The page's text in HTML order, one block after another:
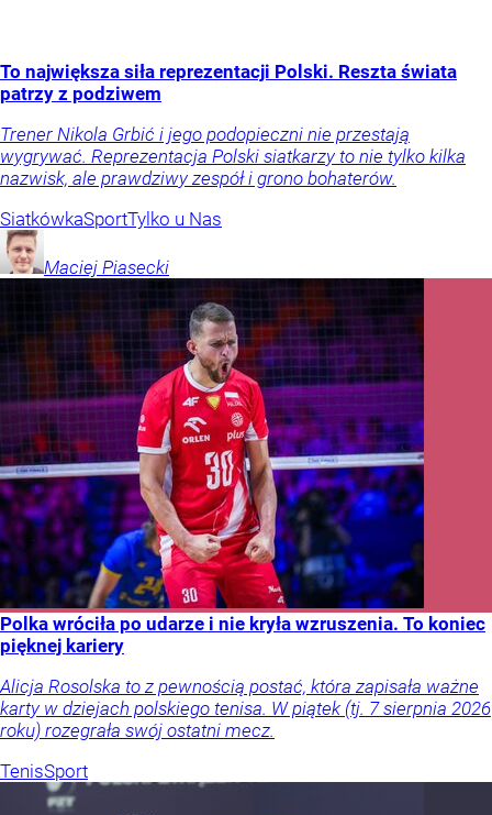
To największa siła reprezentacji Polski. Reszta świata
patrzy z podziwem
Trener Nikola Grbić i jego podopieczni nie przestają
wygrywać. Reprezentacja Polski siatkarzy to nie tylko kilka
nazwisk, ale prawdziwy zespół i grono bohaterów.
SiatkówkaSportTylko u Nas
Maciej Piasecki
Polka wróciła po udarze i nie kryła wzruszenia. To koniec
pięknej kariery
Alicja Rosolska to z pewnością postać, która zapisała ważne
karty w dziejach polskiego tenisa. W piątek (tj. 7 sierpnia 2026
roku) rozegrała swój ostatni mecz.
TenisSport